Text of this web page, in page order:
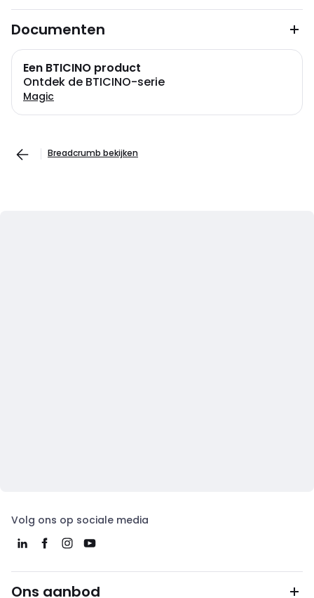
Documenten
Een BTICINO product
Ontdek de BTICINO-serie
Magic
Breadcrumb bekijken
Volg ons op sociale media
Ons aanbod